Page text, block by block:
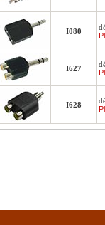
I080
I627
I628